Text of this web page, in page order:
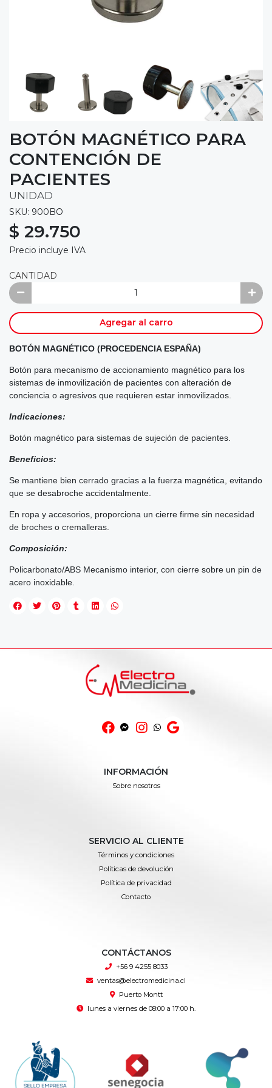
BOTÓN MAGNÉTICO PARA
CONTENCIÓN DE
PACIENTES
UNIDAD
SKU: 900BO
$ 29.750
Precio incluye IVA
CANTIDAD
Agregar al carro
BOTÓN MAGNÉTICO (PROCEDENCIA ESPAÑA)
Botón para mecanismo de accionamiento magnético para los
sistemas de inmovilización de pacientes con alteración de
conciencia o agresivos que requieren estar inmovilizados.
Indicaciones:
Botón magnético para sistemas de sujeción de pacientes.
Beneficios:
Se mantiene bien cerrado gracias a la fuerza magnética, evitando
que se desabroche accidentalmente.
En ropa y accesorios, proporciona un cierre firme sin necesidad
de broches o cremalleras.
Composición:
Policarbonato/ABS Mecanismo interior, con cierre sobre un pin de
acero inoxidable.
INFORMACIÓN
Sobre nosotros
SERVICIO AL CLIENTE
Términos y condiciones
Políticas de devolución
Política de privacidad
Contacto
CONTÁCTANOS
+56 9 4255 8033
ventas@electromedicina.cl
Puerto Montt
lunes a viernes de 08:00 a 17:00 h.